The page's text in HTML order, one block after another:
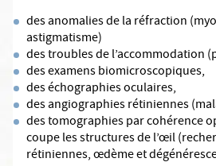
des anomalies de la réfraction
astigmatisme)
des troubles de l’accommodation
des examens biomicroscopiques,
des échographies oculaires,
des angiographies rétiniennes
des tomographies par cohérence
coupe les structures de l’œil
rétiniennes, œdème et